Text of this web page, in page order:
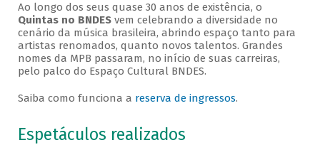
Ao longo dos seus quase 30 anos de existência, o
Quintas no BNDESvem celebrando a diversidade no
cenário da música brasileira, abrindo espaço tanto para
artistas renomados, quanto novos talentos. Grandes
nomes da MPB passaram, no início de suas carreiras,
pelo palco do Espaço Cultural BNDES.
Saiba como funciona a reserva de ingressos.
Espetáculos realizados